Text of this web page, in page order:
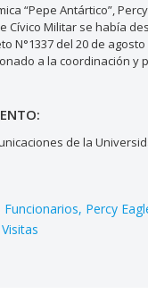
“Pepe Antártico”,
Cívico Militar se había
N°1337 del 20 de
a la coordinación
de la
Funcionarios Percy
Visitas